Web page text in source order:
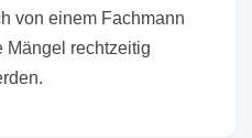
von einem Fachmann
Mängel rechtzeitig